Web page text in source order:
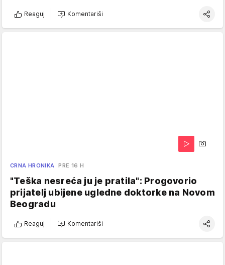
Reaguj Komentariši
CRNA HRONIKA PRE 16 H
"Teška nesreća ju je pratila": Progovorio
prijatelj ubijene ugledne doktorke na Novom
Beogradu
Reaguj Komentariši